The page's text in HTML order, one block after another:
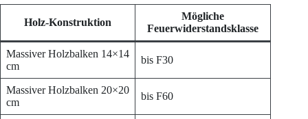
Holz-Konstruktion
Mögliche
Feuerwiderstandsklasse
Massiver Holzbalken 14×14
cm
bis F30
Massiver Holzbalken 20×20
cm
bis F60